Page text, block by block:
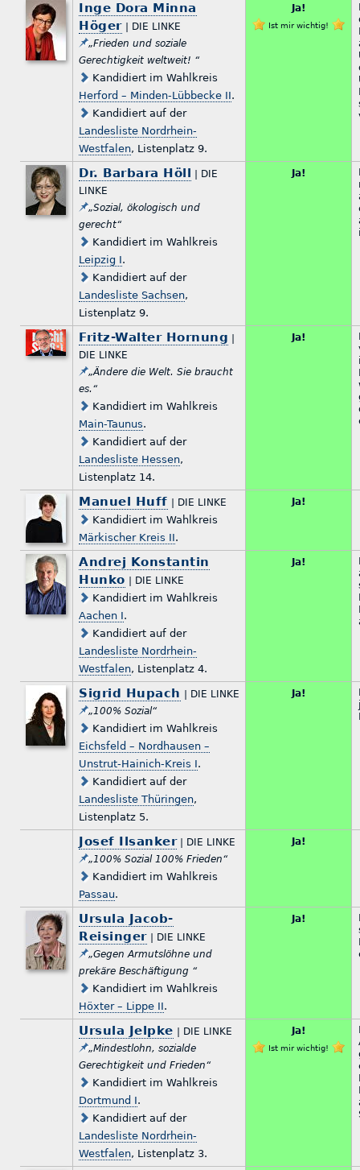
Inge Dora Minna
Höger| DIE LINKE
„Frieden und soziale
Gerechtigkeit weltweit! “
Kandidiert im Wahlkreis
Herford – Minden-Lübbecke II.
Kandidiert auf der
Landesliste Nordrhein-
Westfalen, Listenplatz 9.
Ja!
Ist mir wichtig!
Dr. Barbara Höll
| DIE
LINKE
„Sozial, ökologisch und
gerecht“
Kandidiert im Wahlkreis
Leipzig I.
Kandidiert auf der
Landesliste Sachsen,
Listenplatz 9.
Ja!
Fritz-Walter Hornung
DIE LINKE
„Ändere die Welt. Sie braucht
es.“
Kandidiert im Wahlkreis
Main-Taunus.
Kandidiert auf der
Landesliste Hessen,
Listenplatz 14.
Ja!
Manuel Huff | DIE LINKE
Kandidiert im Wahlkreis
Märkischer Kreis II.
Ja!
Andrej Konstantin
Hunko | DIE LINKE
Kandidiert im Wahlkreis
Aachen I.
Kandidiert auf der
Landesliste Nordrhein-
Westfalen, Listenplatz 4.
Ja!
Sigrid Hupach
| DIE LINKE
„100% Sozial“
Kandidiert im Wahlkreis
Eichsfeld – Nordhausen –
Unstrut-Hainich-Kreis I.
Kandidiert auf der
Landesliste Thüringen,
Listenplatz 5.
Ja!
Josef Ilsanker| DIE LINKE
„100% Sozial 100% Frieden“
Kandidiert im Wahlkreis
Passau.
Ja!
Ursula Jacob-
Reisinger| DIE LINKE
„Gegen Armutslöhne und
prekäre Beschäftigung “
Kandidiert im Wahlkreis
Höxter – Lippe II.
Ja!
Ursula Jelpke | DIE LINKE
„Mindestlohn, sozialde
Gerechtigkeit und Frieden“
Kandidiert im Wahlkreis
Dortmund I.
Kandidiert auf der
Landesliste Nordrhein-
Westfalen, Listenplatz 3.
Ja!
Ist mir wichtig!